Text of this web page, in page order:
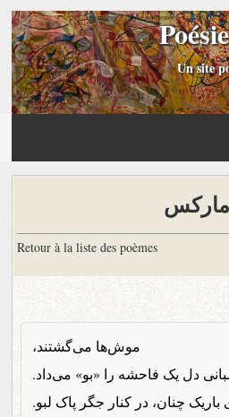
Un site
Retour à la liste des poèmes
موش‌ها می‌گشتند،
دل یک فاحشه را «بو» می‌داد.
چنان، در کنار جگر پاک لبو.